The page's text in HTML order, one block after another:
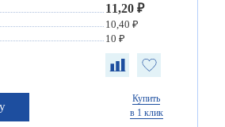
11,20 ₽
10,40 ₽
10 ₽
Купить
в 1 клик